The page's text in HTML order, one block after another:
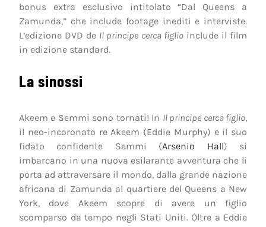
bonus extra esclusivo intitolato “Dal Queens a
Zamunda,” che include footage inediti e interviste.
L’edizione DVD de Il principe cerca figlioinclude il film
in edizione standard.
La sinossi
Akeem e Semmi sono tornati! In Il principe cerca figlio,
il neo-incoronato re Akeem (Eddie Murphy) e il suo
fidato confidente Semmi (Arsenio Hall) si
imbarcano in una nuova esilarante avventura che li
porta ad attraversare il mondo, dalla grande nazione
africana di Zamunda al quartiere del Queens a New
York, dove Akeem scopre di avere un figlio
scomparso da tempo negli Stati Uniti. Oltre a Eddie